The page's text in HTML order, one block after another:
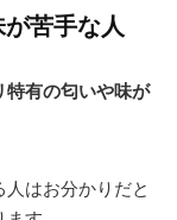
苦手な人
特有の匂いや味が
はお分かりだと